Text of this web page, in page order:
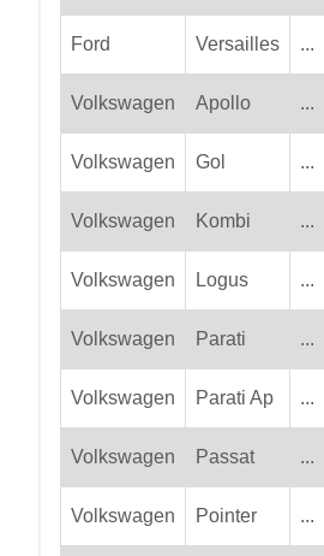
Ford Versailles ...
Volkswagen Apollo ...
Volkswagen Gol ...
Volkswagen Kombi ...
Volkswagen Logus ...
Volkswagen Parati ...
Volkswagen Parati Ap ...
Volkswagen Passat ...
Volkswagen Pointer ...